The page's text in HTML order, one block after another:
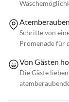
Schritte von
Promenade für
Von Gästen
Die Gäste